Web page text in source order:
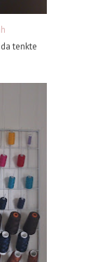
tenkte